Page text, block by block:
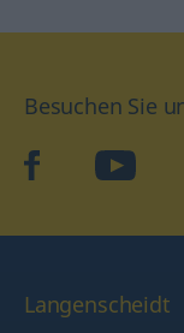
Besuchen Sie
facebookYouTube
Langenscheidt